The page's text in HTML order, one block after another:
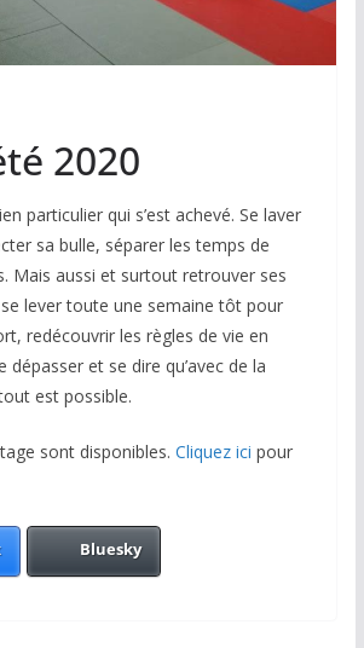
2020
particulier qui s’est achevé. Se laver
sa bulle, séparer les temps de
Mais aussi et surtout retrouver ses
se lever toute une semaine tôt pour
redécouvrir les règles de vie en
et se dire qu’avec de la
est possible.
sont disponibles. Cliquez ici pour
Bluesky